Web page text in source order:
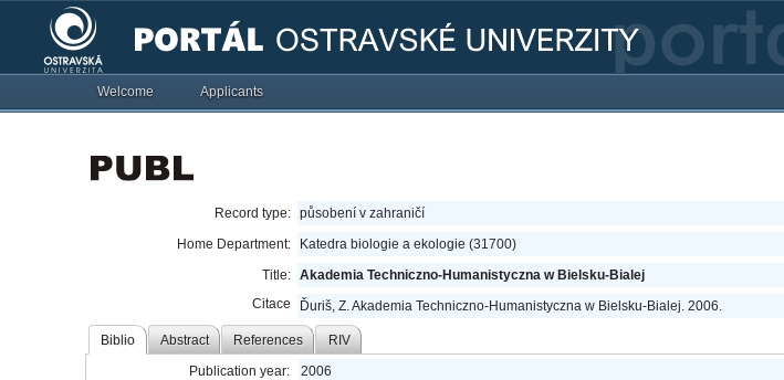
Welcome Applicants
Record type: působení v zahraničí
Home Department:
Katedra biologie a ekologie (31700)
Title: Akademia Techniczno-Humanistyczna w Bielsku-Bialej
Citace
Ďuriš, Z. Akademia Techniczno-Humanistyczna w Bielsku-Bialej. 2006.
Biblio Abstract References RIV
Publication year: 2006